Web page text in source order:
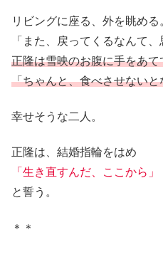
リビングに座る、外を眺める
「また、戻ってくるなんて、
正隆は雪映のお腹に手をあて
「ちゃんと、食べさせないと
幸せそうな二人。
正隆は、結婚指輪をはめ
「生き直すんだ、ここから」
と誓う。
＊＊